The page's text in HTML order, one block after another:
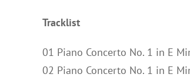
Tracklist
01 Piano Concerto No. 1 in E
02 Piano Concerto No. 1 in E